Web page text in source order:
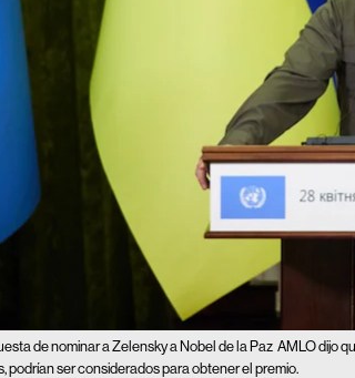
de nominar a Zelensky a Nobel de la Paz AMLO dijo
podrían ser considerados para obtener el premio.